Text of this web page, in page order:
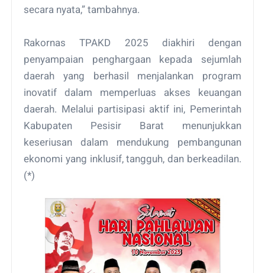
secara nyata,” tambahnya.
Rakornas TPAKD 2025 diakhiri dengan
penyampaian penghargaan kepada sejumlah
daerah yang berhasil menjalankan program
inovatif dalam memperluas akses keuangan
daerah. Melalui partisipasi aktif ini, Pemerintah
Kabupaten Pesisir Barat menunjukkan
keseriusan dalam mendukung pembangunan
ekonomi yang inklusif, tangguh, dan berkeadilan.
(*)